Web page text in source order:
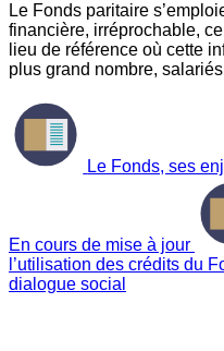
Le Fonds paritaire
financière, irréprochable,
lieu de référence où cette
plus grand nombre,
Le Fonds, ses
En cours de mise à jour
l’utilisation des crédits du
dialogue social